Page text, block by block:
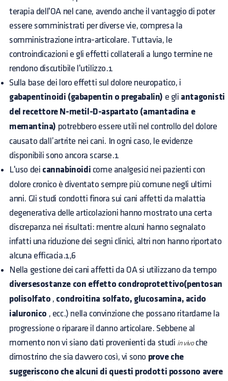
terapia dell'OA nel cane, avendo anche il vantaggio di poter
essere somministrati per diverse vie, compresa la
somministrazione intra-articolare. Tuttavia, le
controindicazioni e gli effetti collaterali a lungo termine ne
rendono discutibile l'utilizzo.1
Sulla base dei loro effetti sul dolore neuropatico, i
gabapentinoidi (gabapentin o pregabalin) e gli antagonisti
del recettore N-metil-D-aspartato (amantadina e
memantina) potrebbero essere utili nel controllo del dolore
causato dall’artrite nei cani. In ogni caso, le evidenze
disponibili sono ancora scarse.1
L'uso dei cannabinoidi come analgesici nei pazienti con
dolore cronico è diventato sempre più comune negli ultimi
anni. Gli studi condotti finora sui cani affetti da malattia
degenerativa delle articolazioni hanno mostrato una certa
discrepanza nei risultati: mentre alcuni hanno segnalato
infatti una riduzione dei segni clinici, altri non hanno riportato
alcuna efficacia.1,6
Nella gestione dei cani affetti da OA si utilizzano da tempo
diversesostanze con effetto condroprotettivo(pentosan
polisolfato , condroitina solfato, glucosamina, acido
ialuronico , ecc.) nella convinzione che possano ritardarne la
progressione o riparare il danno articolare. Sebbene al
momento non vi siano dati provenienti da studi in vivoche
dimostrino che sia davvero così, vi sono prove che
suggeriscono che alcuni di questi prodotti possono avere